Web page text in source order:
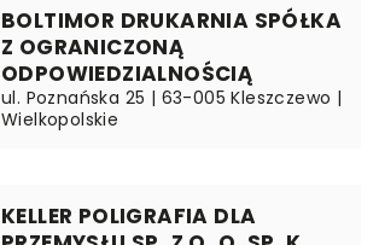
BOLTIMOR DRUKARNIA SPÓŁKA
Z OGRANICZONĄ
ODPOWIEDZIALNOŚCIĄ
ul. Poznańska 25 | 63-005 Kleszczewo |
Wielkopolskie
KELLER POLIGRAFIA DLA